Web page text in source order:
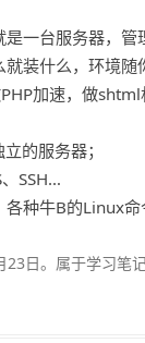
一台服务器，管
装什么，环境随
加速，做
的服务器；
SSH…
各种牛B的Linux
23日。属于学习笔